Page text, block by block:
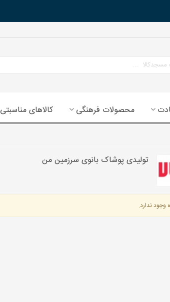
محصولات فرهنگی کالاهای مناسبتی
تولیدی پوشاک بانوی سرزمین من
وجود ندارد.